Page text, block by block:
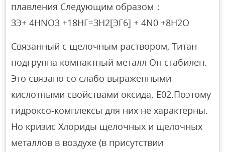
плавления Следующим образом：
ЗЭ+ 4HNO3 +18НГ=ЗН2[ЭГ6] + 4N0 +8Н2О
Связанный с щелочным раствором, Титан
подгруппа компактный металл Он стабилен.
Это связано со слабо выраженными
кислотными свойствами оксида. Е02.Поэтому
гидроксо-комплексы для них не характерны.
Но кризис Хлориды щелочных и щелочных
металлов в воздухе (в присутствии